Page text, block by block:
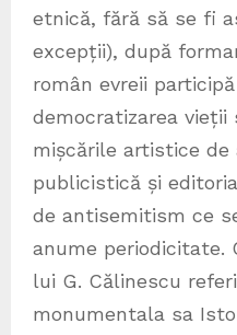
etnică, fără să se fi
excepții), după
român evreii
democratizarea vieții
mișcările artistice de
publicistică și
de antisemitism ce
anume periodicitate.
lui G. Călinescu
monumentala sa